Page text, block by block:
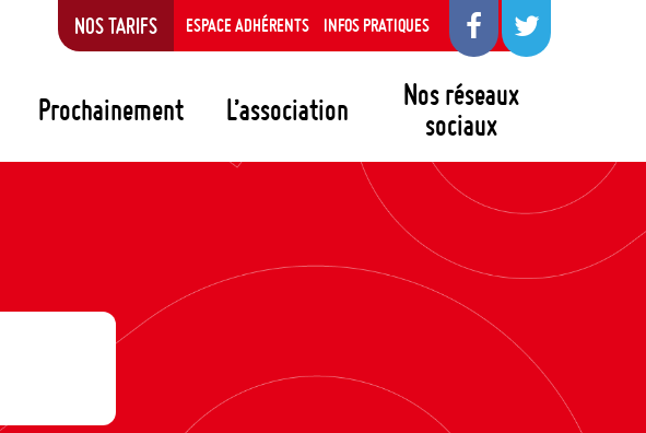
Prochainement L’association
Nos réseaux
sociaux
NOS TARIFS ESPACE ADHÉRENTS INFOS PRATIQUES